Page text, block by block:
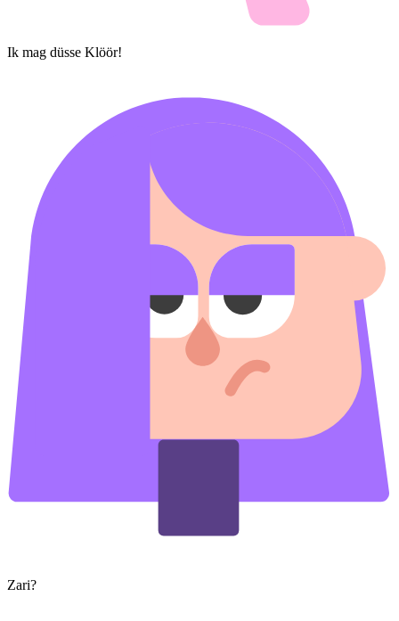
Ik mag düsse Klöör!
Zari?